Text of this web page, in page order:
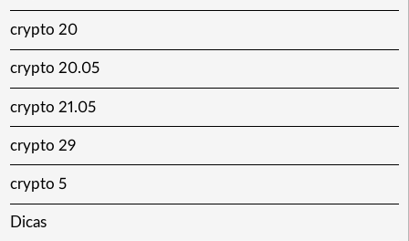
crypto 20
crypto 20.05
crypto 21.05
crypto 29
crypto 5
Dicas